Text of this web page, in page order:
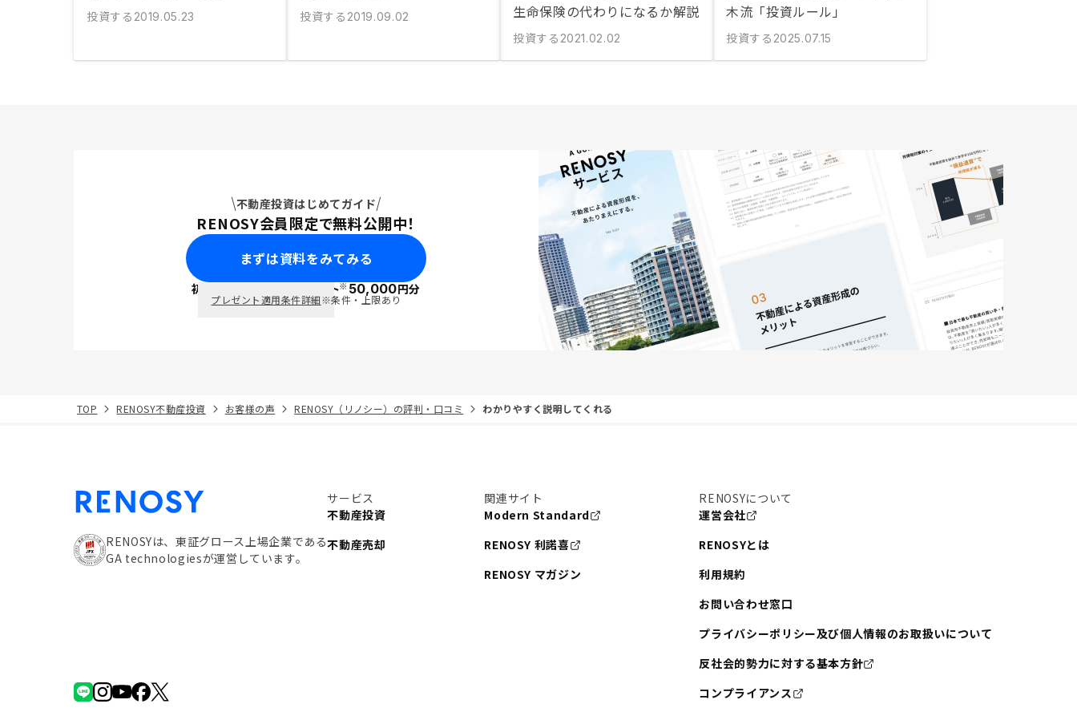
投資する 2019.05.23 投資する 2019.09.02
生命保険の代わりになるか解説
投資する 2021.02.02
木流「投資ルール」
投資する 2025.07.15
不動産投資はじめてガイド
RENOSY会員限定で無料公開中！
まずは資料をみてみる
初回面談で ポイント※50,000円分
プレゼント適用条件詳細※条件・上限あり
TOP RENOSY不動産投資 お客様の声 RENOSY（リノシー）の評判・口コミ わかりやすく説明してくれる
RENOSYは、東証グロース上場企業である
GA technologiesが運営しています。
サービス
不動産投資
不動産売却
関連サイト
Modern Standard
RENOSY 利諾喜
RENOSY マガジン
RENOSYについて
運営会社
RENOSYとは
利用規約
お問い合わせ窓口
プライバシーポリシー及び個人情報のお取扱いについて
反社会的勢力に対する基本方針
コンプライアンス